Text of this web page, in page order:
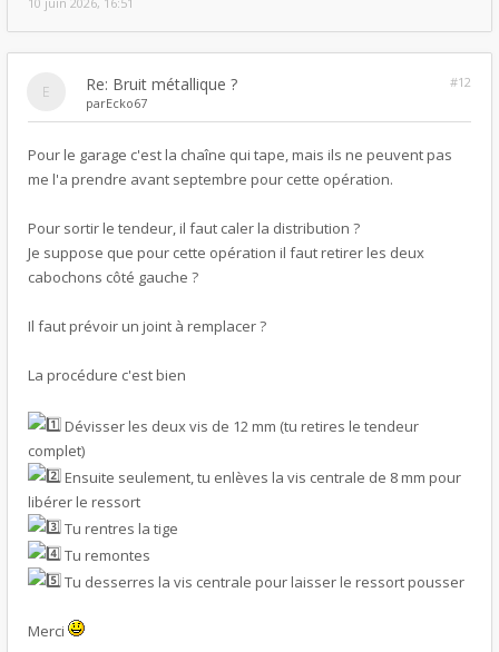
Re: Bruit métallique ?
#12
parEcko67
Pour le garage c'est la chaîne qui tape, mais ils ne peuvent pas
me l'a prendre avant septembre pour cette opération.
Pour sortir le tendeur, il faut caler la distribution ?
Je suppose que pour cette opération il faut retirer les deux
cabochons côté gauche ?
Il faut prévoir un joint à remplacer ?
La procédure c'est bien
Dévisser les deux vis de 12 mm (tu retires le tendeur
complet)
Ensuite seulement, tu enlèves la vis centrale de 8 mm pour
libérer le ressort
Tu rentres la tige
Tu remontes
Tu desserres la vis centrale pour laisser le ressort pousser
Merci